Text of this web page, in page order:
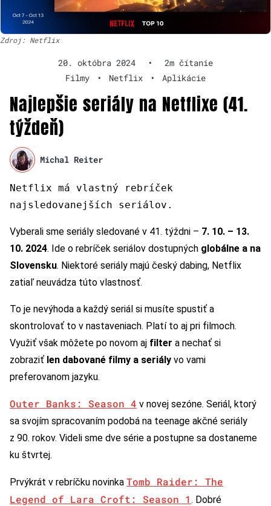
Zdroj: Netflix
20. októbra 2024 •
2m čítanie
Filmy
• Netflix • Aplikácie
Najlepšie seriály na Netflixe (41.
týždeň)
Michal Reiter
Netflix má vlastný rebríček
najsledovanejších seriálov.
Vyberali sme seriály sledované v 41. týždni – 7. 10. – 13.
10. 2024. Ide o rebríček seriálov dostupných globálne a na
Slovensku. Niektoré seriály majú český dabing, Netflix
zatiaľ neuvádza túto vlastnosť.
To je nevýhoda a každý seriál si musíte spustiť a
skontrolovať to v nastaveniach. Platí to aj pri filmoch.
Využiť však môžete po novom aj filter a nechať si
zobraziť len dabované filmy a seriály vo vami
preferovanom jazyku.
Outer Banks: Season 4 v novej sezóne. Seriál, ktorý
sa svojím spracovaním podobá na teenage akčné seriály
z 90. rokov. Videli sme dve série a postupne sa dostaneme
ku štvrtej.
Prvýkrát v rebríčku novinka Tomb Raider: The
Legend of Lara Croft: Season 1. Dobré